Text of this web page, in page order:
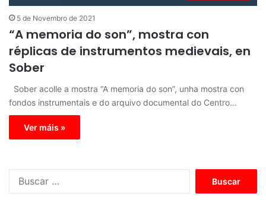
5 de Novembro de 2021
“A memoria do son”, mostra con
réplicas de instrumentos medievais, en
Sober
Sober acolle a mostra “A memoria do son”, unha mostra con
fondos instrumentais e do arquivo documental do Centro…
Ver máis »